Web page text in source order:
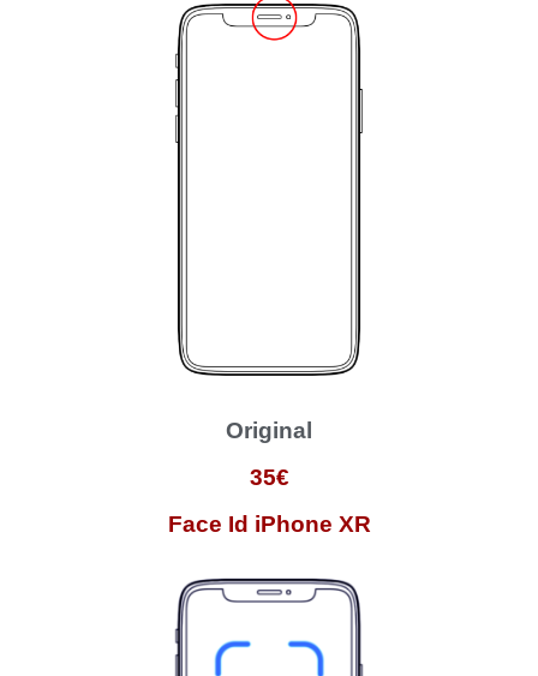
Original
35€
Face Id iPhone XR